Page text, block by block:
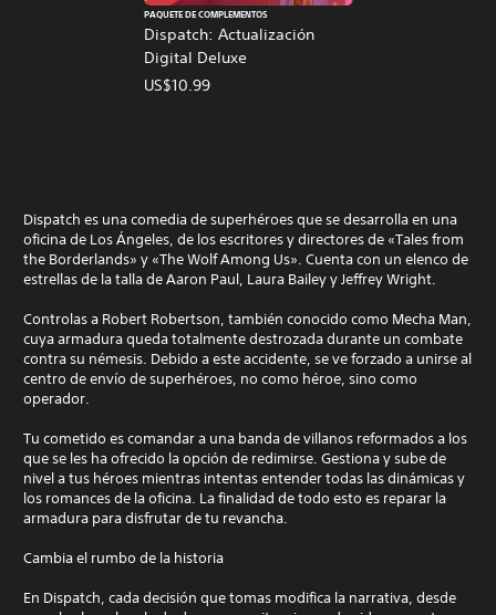
Dispatch: Actualización
Digital Deluxe
PAQUETE DE COMPLEMENTOS
US$10.99
Dispatch es una comedia de superhéroes que se desarrolla en una
oficina de Los Ángeles, de los escritores y directores de «Tales from
the Borderlands» y «The Wolf Among Us». Cuenta con un elenco de
estrellas de la talla de Aaron Paul, Laura Bailey y Jeffrey Wright.
Controlas a Robert Robertson, también conocido como Mecha Man,
cuya armadura queda totalmente destrozada durante un combate
contra su némesis. Debido a este accidente, se ve forzado a unirse al
centro de envío de superhéroes, no como héroe, sino como
operador.
Tu cometido es comandar a una banda de villanos reformados a los
que se les ha ofrecido la opción de redimirse. Gestiona y sube de
nivel a tus héroes mientras intentas entender todas las dinámicas y
los romances de la oficina. La finalidad de todo esto es reparar la
armadura para disfrutar de tu revancha.
Cambia el rumbo de la historia
En Dispatch, cada decisión que tomas modifica la narrativa, desde